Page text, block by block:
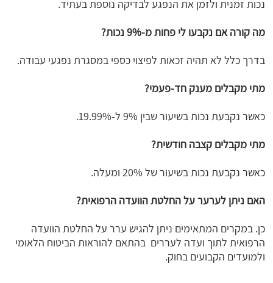
נכות זמנית ולזמן את הנפגע לבדיקה נוספת בעתיד.
מה קורה אם נקבעו לי פחות מ-9% נכות?
בדרך כלל לא תהיה זכאות לפיצוי כספי במסגרת נפגעי עבודה.
מתי מקבלים מענק חד-פעמי?
כאשר נקבעת נכות בשיעור שבין 9% ל-19.99%.
מתי מקבלים קצבה חודשית?
כאשר נקבעת נכות בשיעור של 20% ומעלה.
האם ניתן לערער על החלטת הוועדה הרפואית?
כן. במקרים המתאימים ניתן להגיש ערר על החלטת הוועדה
הרפואית לתוך ועדה לעררים בהתאם להוראות הביטוח הלאומי
ולמועדים הקבועים בחוק.